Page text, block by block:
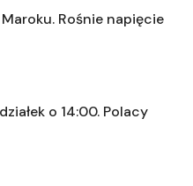
Rośnie napięcie
o 14:00. Polacy